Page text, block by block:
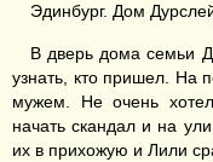
Эдинбург. Дом
В дверь дома семьи
узнать, кто пришел. На
мужем. Не очень
начать скандал и на
их в прихожую и Лили